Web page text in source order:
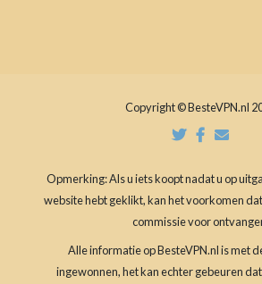
Copyright © BesteVPN.nl
Opmerking: Als u iets koopt nadat u op
website hebt geklikt, kan het voorkomen
commissie voor
Alle informatie op BesteVPN.nl is met
ingewonnen, het kan echter gebeuren